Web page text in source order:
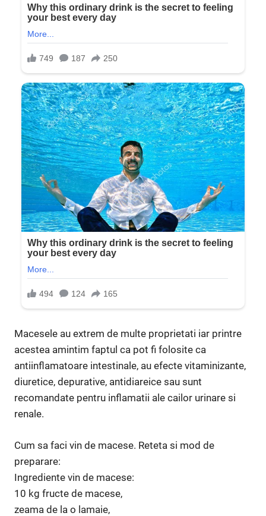
Macesele au extrem de multe proprietati iar printre
acestea amintim faptul ca pot fi folosite ca
antiinflamatoare intestinale, au efecte vitaminizante,
diuretice, depurative, antidiareice sau sunt
recomandate pentru inflamatii ale cailor urinare si
renale.
Cum sa faci vin de macese. Reteta si mod de
preparare:
Ingrediente vin de macese:
10 kg fructe de macese,
zeama de la o lamaie,